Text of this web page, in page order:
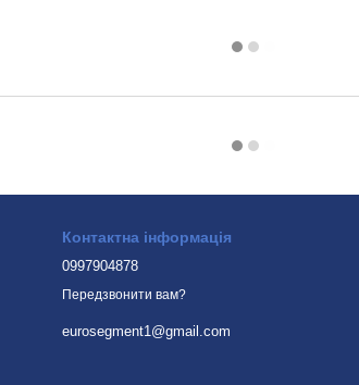
Контактна інформація
0997904878
Передзвонити вам?
eurosegment1@gmail.com